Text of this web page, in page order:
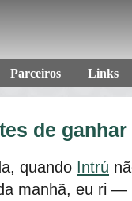
Parceiros Links
de
quando Intrú
manhã, eu ri